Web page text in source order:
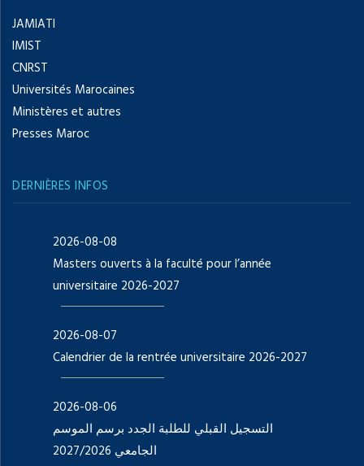
JAMIATI
IMIST
CNRST
Universités Marocaines
Ministères et autres
Presses Maroc
DERNIÈRES INFOS
2026-08-08
Masters ouverts à la faculté pour l’année
universitaire 2026-2027
2026-08-07
Calendrier de la rentrée universitaire 2026-2027
2026-08-06
التسجيل القبلي للطلبة الجدد برسم الموسم
الجامعي 2027/2026